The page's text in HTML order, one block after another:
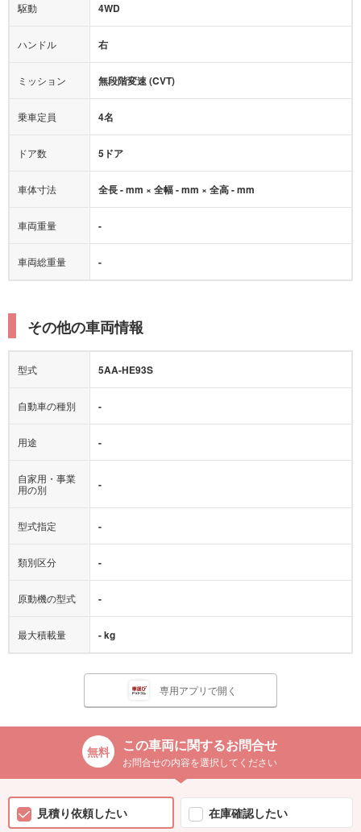
アダプティブクルーズコントロール
ヒルディセントコントロール
オートマチックハイビーム
駆動 4WD
ハンドル 右
ミッション 無段階変速 (CVT)
乗車定員 4名
ドア数 5ドア
車体寸法 全長 - mm × 全幅 - mm × 全高 - mm
車両重量 -
車両総重量 -
その他の車両情報
型式 5AA-HE93S
自動車の種別 -
用途 -
自家用・事業
用の別
-
型式指定 -
類別区分 -
原動機の型式 -
最大積載量 - kg
専用アプリで開く
この車両に関するお問合せ
お問合せの内容を選択してください
見積り依頼したい 在庫確認したい